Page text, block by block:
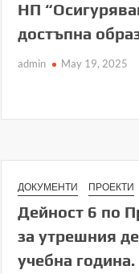
НП
достъпна
admin May 19, 2025
ДОКУМЕНТИ ПРОЕКТИ
Дейност 6 по
за утрешния
учебна година.